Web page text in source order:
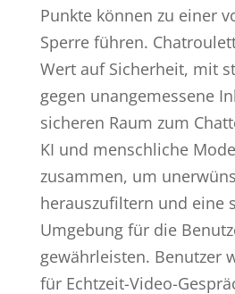
Punkte können zu einer
Sperre führen.
Wert auf Sicherheit, mit
gegen unangemessene
sicheren Raum zum
KI und menschliche
zusammen, um
herauszufiltern und eine
Umgebung für die
gewährleisten. Benutzer
für Echtzeit-Video-